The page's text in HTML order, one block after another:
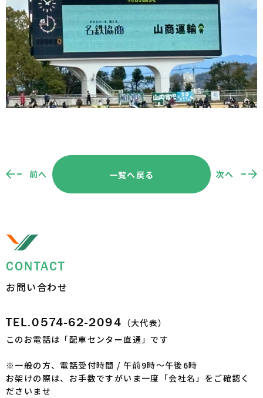
前へ 次へ
一覧へ戻る
CONTACT
お問い合わせ
TEL.0574-62-2094 （大代表）
このお電話は「配車センター直通」です
※一般の方、電話受付時間 / 午前9時～午後6時
お架けの際は、お手数ですがいま一度「会社名」をご確認く
ださいませ